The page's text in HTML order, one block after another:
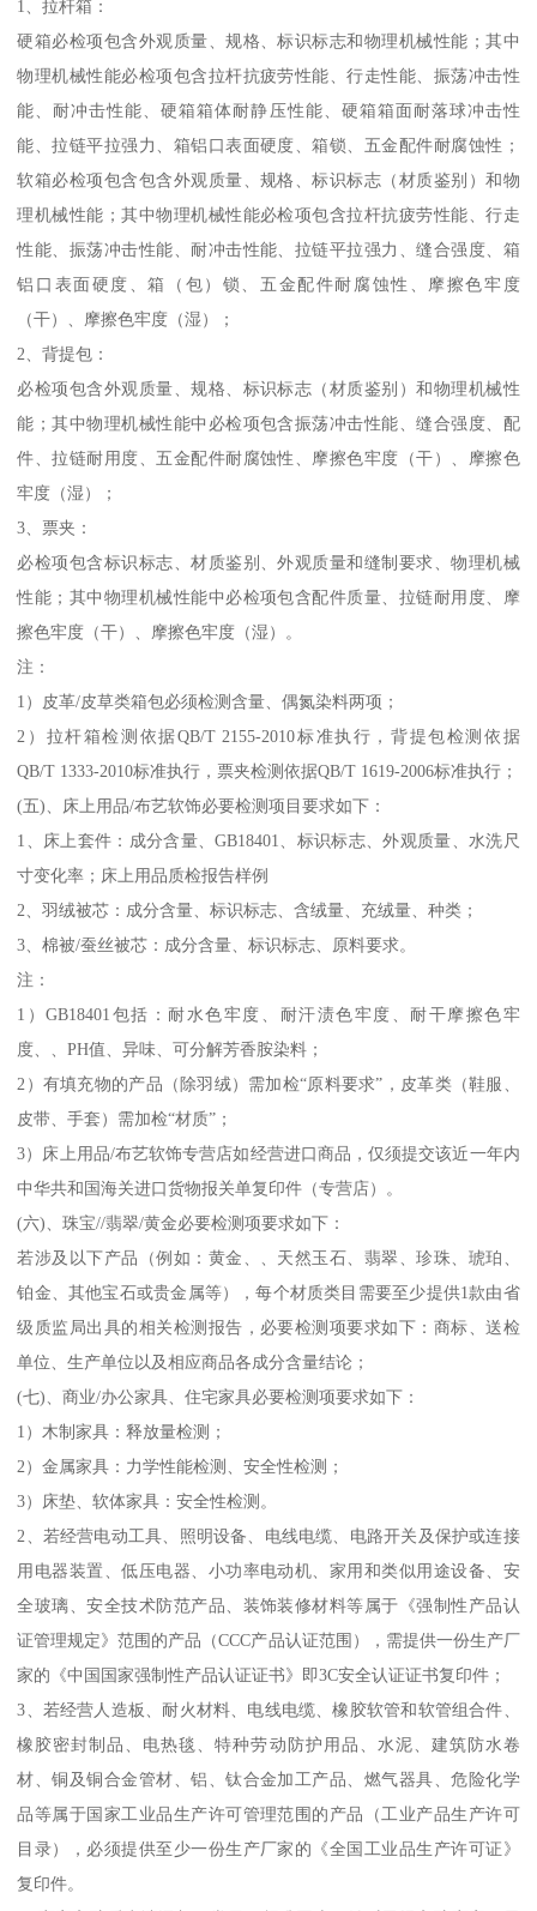
1、拉杆箱：
硬箱必检项包含外观质量、规格、标识标志和物理机械性能；其中
物理机械性能必检项包含拉杆抗疲劳性能、行走性能、振荡冲击性
能、耐冲击性能、硬箱箱体耐静压性能、硬箱箱面耐落球冲击性
能、拉链平拉强力、箱铝口表面硬度、箱锁、五金配件耐腐蚀性；
软箱必检项包含包含外观质量、规格、标识标志（材质鉴别）和物
理机械性能；其中物理机械性能必检项包含拉杆抗疲劳性能、行走
性能、振荡冲击性能、耐冲击性能、拉链平拉强力、缝合强度、箱
铝口表面硬度、箱（包）锁、五金配件耐腐蚀性、摩擦色牢度
（干）、摩擦色牢度（湿）；
2、背提包：
必检项包含外观质量、规格、标识标志（材质鉴别）和物理机械性
能；其中物理机械性能中必检项包含振荡冲击性能、缝合强度、配
件、拉链耐用度、五金配件耐腐蚀性、摩擦色牢度（干）、摩擦色
牢度（湿）；
3、票夹：
必检项包含标识标志、材质鉴别、外观质量和缝制要求、物理机械
性能；其中物理机械性能中必检项包含配件质量、拉链耐用度、摩
擦色牢度（干）、摩擦色牢度（湿）。
注：
1）皮革/皮草类箱包必须检测含量、偶氮染料两项；
2）拉杆箱检测依据QB/T 2155-2010标准执行，背提包检测依据
QB/T 1333-2010标准执行，票夹检测依据QB/T 1619-2006标准执行；
(五)、床上用品/布艺软饰必要检测项目要求如下：
1、床上套件：成分含量、GB18401、标识标志、外观质量、水洗尺
寸变化率；床上用品质检报告样例
2、羽绒被芯：成分含量、标识标志、含绒量、充绒量、种类；
3、棉被/蚕丝被芯：成分含量、标识标志、原料要求。
注：
1）GB18401包括：耐水色牢度、耐汗渍色牢度、耐干摩擦色牢
度、、PH值、异味、可分解芳香胺染料；
2）有填充物的产品（除羽绒）需加检“原料要求”，皮革类（鞋服、
皮带、手套）需加检“材质”；
3）床上用品/布艺软饰专营店如经营进口商品，仅须提交该近一年内
中华共和国海关进口货物报关单复印件（专营店）。
(六)、珠宝//翡翠/黄金必要检测项要求如下：
若涉及以下产品（例如：黄金、、天然玉石、翡翠、珍珠、琥珀、
铂金、其他宝石或贵金属等），每个材质类目需要至少提供1款由省
级质监局出具的相关检测报告，必要检测项要求如下：商标、送检
单位、生产单位以及相应商品各成分含量结论；
(七)、商业/办公家具、住宅家具必要检测项要求如下：
1）木制家具：释放量检测；
2）金属家具：力学性能检测、安全性检测；
3）床垫、软体家具：安全性检测。
2、若经营电动工具、照明设备、电线电缆、电路开关及保护或连接
用电器装置、低压电器、小功率电动机、家用和类似用途设备、安
全玻璃、安全技术防范产品、装饰装修材料等属于《强制性产品认
证管理规定》范围的产品（CCC产品认证范围），需提供一份生产厂
家的《中国国家强制性产品认证证书》即3C安全认证证书复印件；
3、若经营人造板、耐火材料、电线电缆、橡胶软管和软管组合件、
橡胶密封制品、电热毯、特种劳动防护用品、水泥、建筑防水卷
材、铜及铜合金管材、铝、钛合金加工产品、燃气器具、危险化学
品等属于国家工业品生产许可管理范围的产品（工业产品生产许可
目录），必须提供至少一份生产厂家的《全国工业品生产许可证》
复印件。